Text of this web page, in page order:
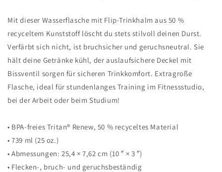
Mit dieser Wasserflasche mit Flip-Trinkhalm aus 50 %
recyceltem Kunststoff löscht du stets stilvoll deinen Durst.
Verfärbt sich nicht, ist bruchsicher und geruchsneutral. Sie
hält deine Getränke kühl, der auslaufsichere Deckel mit
Bissventil sorgen für sicheren Trinkkomfort. Extragroße
Flasche, ideal für stundenlanges Training im Fitnessstudio,
bei der Arbeit oder beim Studium!
• BPA-freies Tritan® Renew, 50 % recyceltes Material
• 739 ml (25 oz.)
• Abmessungen: 25,4 × 7,62 cm (10 ″ × 3 ″)
• Flecken-, bruch- und geruchsbeständig